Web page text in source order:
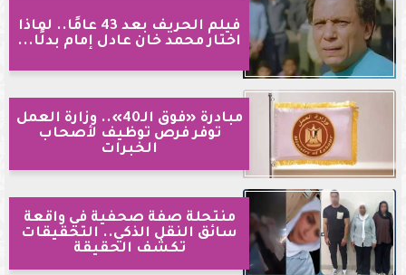
فيلم الحريف بعد 43 عامًا.. لماذا
اختار محمد خان عادل إمام بدلًا...
مبادرة «فوق الـ40».. وزارة العمل
توفر فرص توظيف لأصحاب
الخبرات
منتحلة صفة صحفية في واقعة
سائق النقل الذكي.. التحقيقات
تكشف الحقيقة